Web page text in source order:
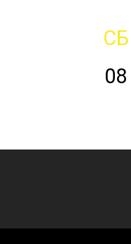
СБ
08